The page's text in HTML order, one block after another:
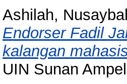
Ashilah,
Endorser Fadil
kalangan
UIN Sunan